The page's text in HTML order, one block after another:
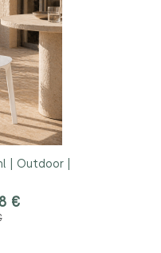
| Outdoor |
€